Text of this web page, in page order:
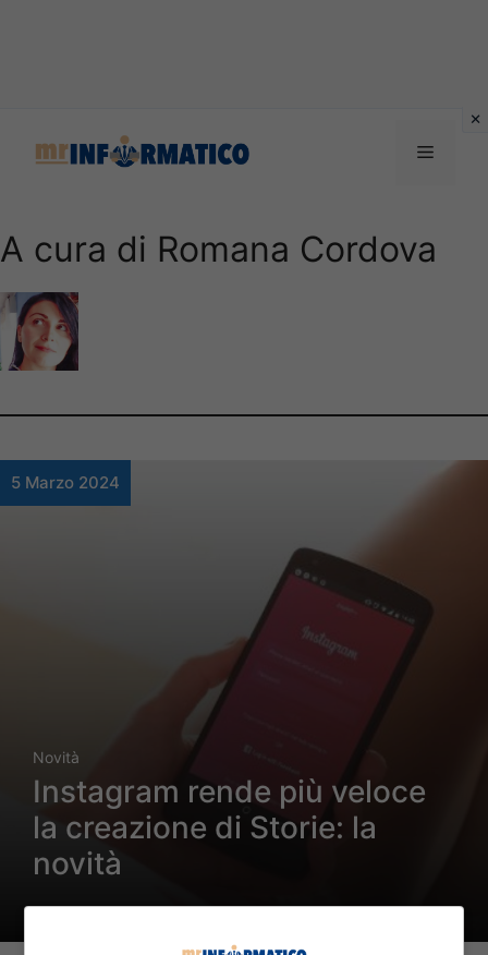
Menu
A cura di Romana Cordova
5 Marzo 2024
Novità
Instagram rende più veloce
la creazione di Storie: la
novità